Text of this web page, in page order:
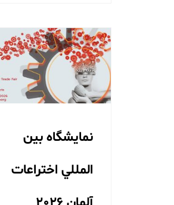
نمایشگاه بين
المللي اختراعات